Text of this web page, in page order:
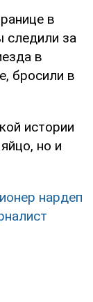
в
следили за
в
бросили в
истории
но и
нардеп